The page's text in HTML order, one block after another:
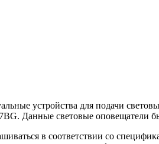
устройства для подачи
Данные световые оповещатели
в соответствии со